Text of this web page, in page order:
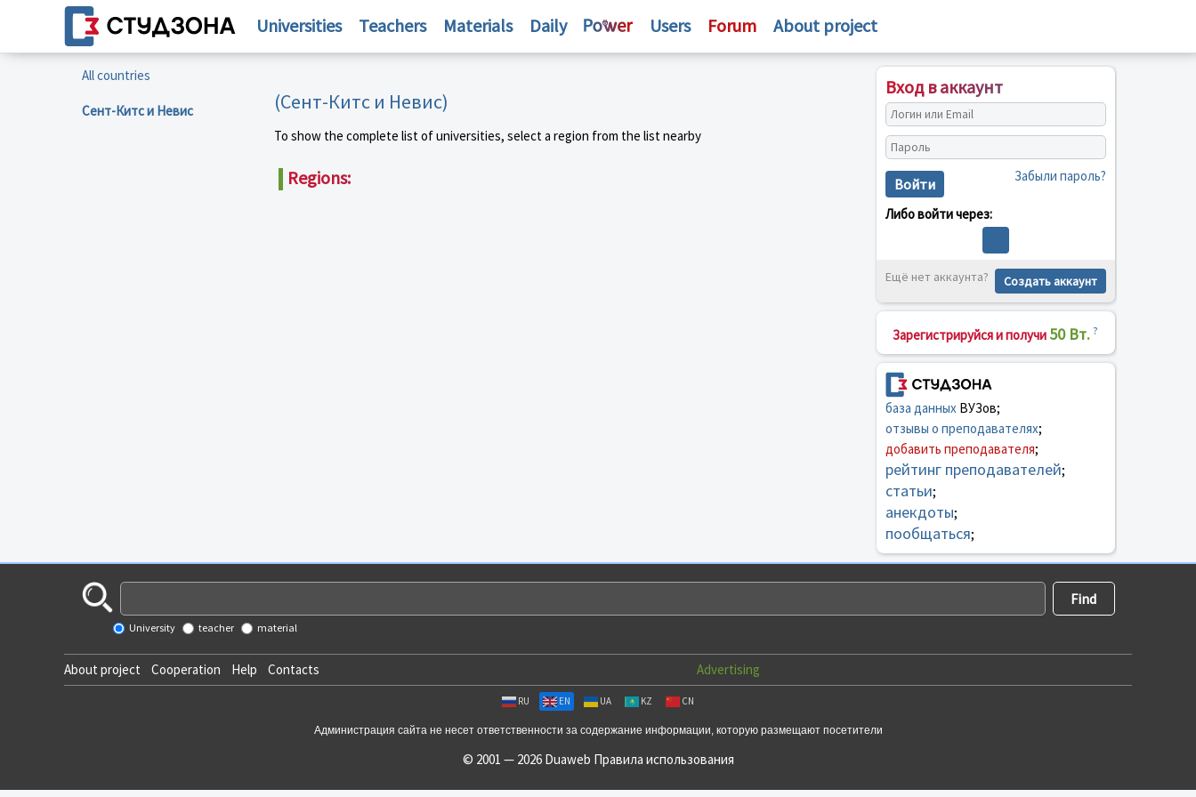
Universities Teachers Materials Daily Users Forum About project
All countries
Сент-Китс и Невис (Сент-Китс и Невис)
To show the complete list of universities, select a region from the list nearby
Regions:
Вход в аккаунт
Войти Забыли пароль?
Либо войти через:
Ещё нет аккаунта? Создать аккаунт
Зарегистрируйся и получи 50 Вт. ?
база данныхВУЗов;
отзывы о преподавателях;
добавить преподавателя;
рейтинг преподавателей;
статьи;
анекдоты;
пообщаться;
University teacher material
About project Cooperation Help Contacts Advertising
RU EN UA KZ CN
Администрация сайта не несет ответственности за содержание информации, которую размещают посетители
© 2001 — 2026 Duaweb Правила использования